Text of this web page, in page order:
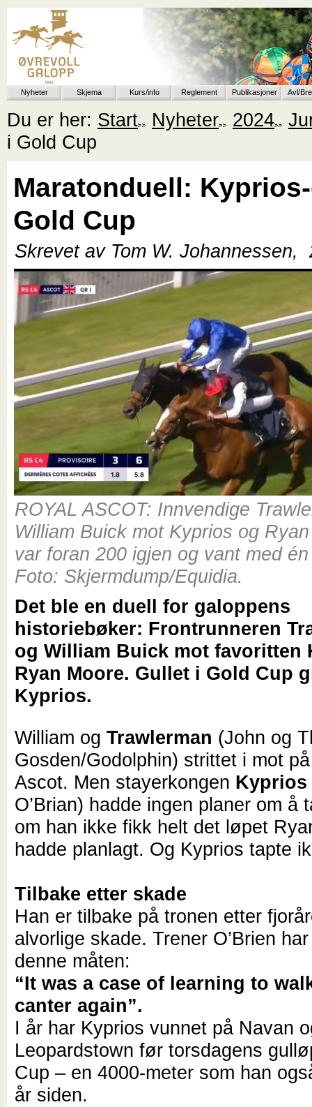
Nyheter Skjema Kurs/info Reglement Publikasjoner Avl/
Du er her: Start Nyheter 2024
i Gold Cup
Maratonduell:
Gold Cup
Skrevet av Tom W. Johannessen,
ROYAL ASCOT: Innvendige
William Buick mot Kyprios og
var foran 200 igjen og vant med
Foto: Skjermdump/Equidia.
Det ble en duell for galoppens
historiebøker: Frontrunneren
og William Buick mot favoritten
Ryan Moore. Gullet i Gold Cup
Kyprios.
William ogTrawlerman (John og
Gosden/Godolphin) strittet i mot
Ascot. Men stayerkongen Kyprios
O’Brian) hadde ingen planer om å
om han ikke fikk helt det løpet
hadde planlagt. Og Kyprios tapte
Tilbake etter skade
Han er tilbake på tronen etter
alvorlige skade. Trener O’Brien
denne måten:
“It was a case of learning to
canter again”.
I år har Kyprios vunnet på Navan
Leopardstown før torsdagens
Cup – en 4000-meter som han
år siden.